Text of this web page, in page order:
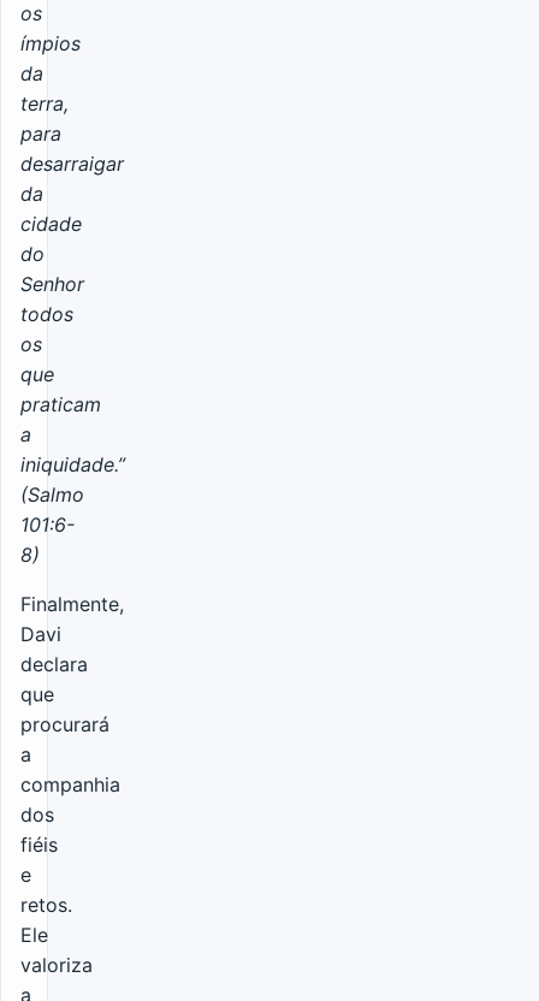
os
ímpios
da
terra,
para
desarraigar
da
cidade
do
Senhor
todos
os
que
praticam
a
iniquidade.”
(Salmo
101:6-
8)
Finalmente,
Davi
declara
que
procurará
a
companhia
dos
fiéis
e
retos.
Ele
valoriza
a